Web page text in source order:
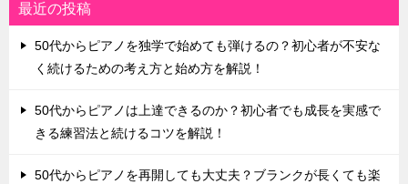
最近の投稿
50代からピアノを独学で始めても弾けるの？初心者が不安な
く続けるための考え方と始め方を解説！
50代からピアノは上達できるのか？初心者でも成長を実感で
きる練習法と続けるコツを解説！
50代からピアノを再開しても大丈夫？ブランクが長くても楽